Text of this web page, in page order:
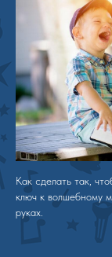
Как сделать так,
ключ к волшебному
руках.